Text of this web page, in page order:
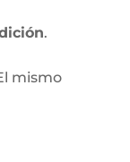
.
mismo